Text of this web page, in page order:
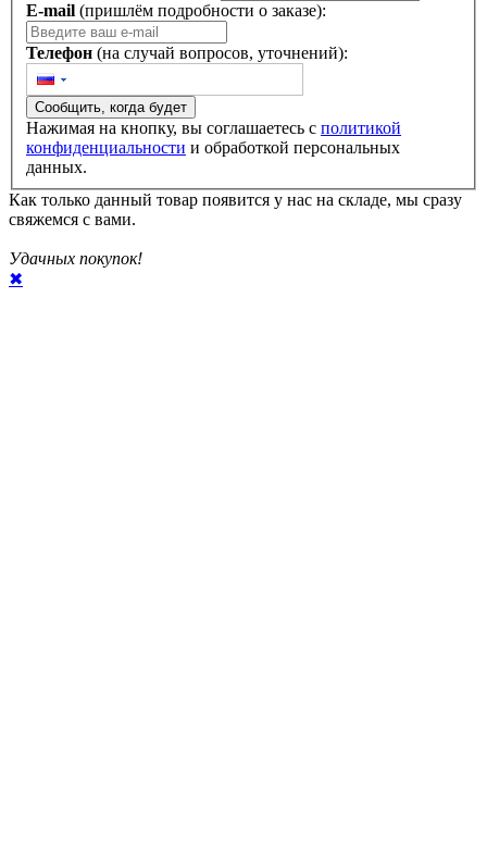
E-mail (пришлём подробности о заказе):
Телефон (на случай вопросов, уточнений):
Сообщить, когда будет
Нажимая на кнопку, вы соглашаетесь с политикой
конфиденциальности
данных.
Как только данный товар появится у нас на складе, мы сразу
свяжемся с вами.
Удачных покупок!
✖